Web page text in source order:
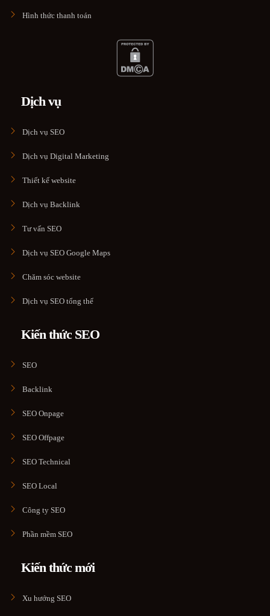
Hình thức thanh toán
Dịch vụ
Dịch vụ SEO
Dịch vụ Digital Marketing
Thiết kế website
Dịch vụ Backlink
Tư vấn SEO
Dịch vụ SEO Google Maps
Chăm sóc website
Dịch vụ SEO tổng thể
Kiến thức SEO
SEO
Backlink
SEO Onpage
SEO Offpage
SEO Technical
SEO Local
Công ty SEO
Phần mềm SEO
Kiến thức mới
Xu hướng SEO